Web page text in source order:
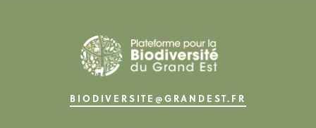
BIODIVERSITE@GRANDEST.FR